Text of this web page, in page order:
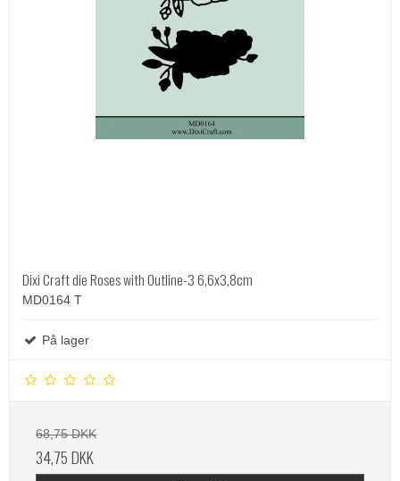
Dixi Craft die Roses with Outline-3 6,6x3,8cm
MD0164 T
På lager
68,75 DKK
34,75 DKK